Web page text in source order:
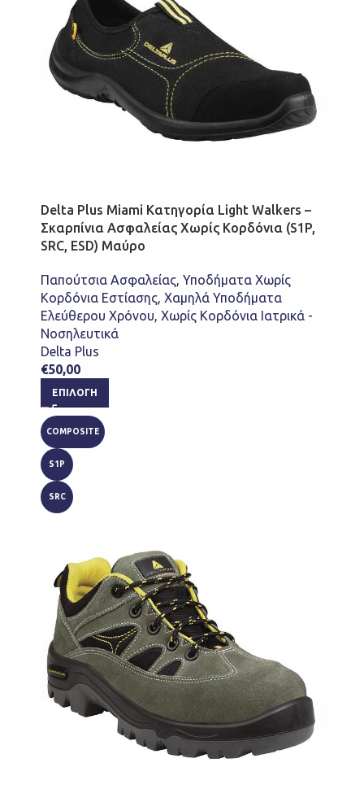
Delta Plus Miami Κατηγορία Light Walkers –
Σκαρπίνια Ασφαλείας Χωρίς Κορδόνια (S1P,
SRC, ESD) Μαύρο
Παπούτσια Ασφαλείας, Υποδήματα Χωρίς
Κορδόνια Εστίασης, Χαμηλά Υποδήματα
Ελεύθερου Χρόνου, Χωρίς Κορδόνια Ιατρικά -
Νοσηλευτικά
Delta Plus
€50,00
ΕΠΙΛΟΓΉ
COMPOSITE
S1P
SRC